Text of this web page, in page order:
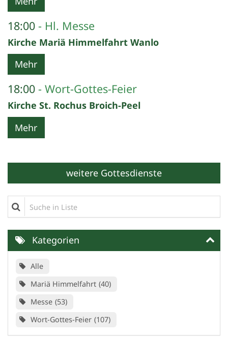
18:00 Hl. Messe
Kirche Mariä Himmelfahrt Wanlo
Mehr
18:00 Wort-Gottes-Feier
Kirche St. Rochus Broich-Peel
Mehr
weitere Gottesdienste
Suche in Liste
Kategorien
Alle
Mariä Himmelfahrt 40
Messe 53
Wort-Gottes-Feier 107